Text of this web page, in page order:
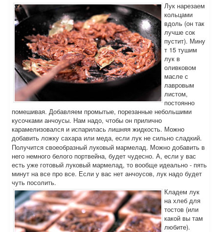
Лук нарезаем
кольцами
вдоль (он так
лучше сок
пустит). Мину
т 15 тушим
лук в
оливковом
масле с
лавровым
листом,
постоянно
помешивая. Добавляем промытые, порезанные небольшими
кусочками анчоусы. Нам надо, чтобы он прилично
карамелизовался и испарилась лишняя жидкость. Можно
добавить ложку сахара или меда, если лук не сильно сладкий.
Получится своеобразный луковый мармелад. Можно добавить в
него немного белого портвейна, будет чудесно. А, если у вас
есть уже готовый луковый мармелад, то вообще идеально - пять
минут на все про все. Если у вас нет анчоусов, лук надо будет
чуть посолить.
Кладем лук
на хлеб для
тостов (или
какой вы там
любите).